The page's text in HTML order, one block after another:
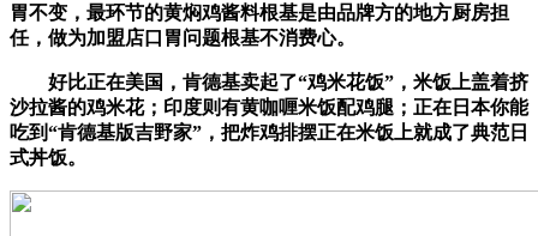
胃不变，最环节的黄焖鸡酱料根基是由品牌方的地方厨房担
任，做为加盟店口胃问题根基不消费心。
好比正在美国，肯德基卖起了“鸡米花饭”，米饭上盖着挤
沙拉酱的鸡米花；印度则有黄咖喱米饭配鸡腿；正在日本你能
吃到“肯德基版吉野家”，把炸鸡排摆正在米饭上就成了典范日
式丼饭。